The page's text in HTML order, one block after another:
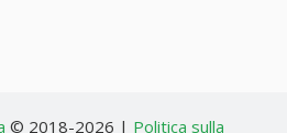
© 2018-2026 | Politica sulla